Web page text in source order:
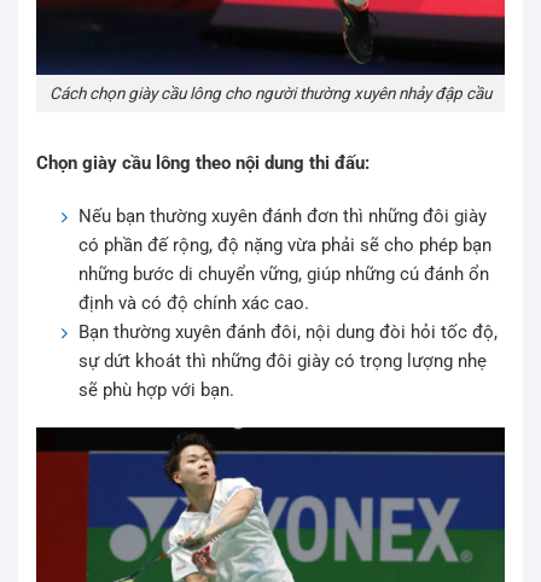
Cách chọn giày cầu lông cho người thường xuyên nhảy đập cầu
Chọn giày cầu lông theo nội dung thi đấu:
Nếu bạn thường xuyên đánh đơn thì những đôi giày
có phần đế rộng, độ nặng vừa phải sẽ cho phép bạn
những bước di chuyển vững, giúp những cú đánh ổn
định và có độ chính xác cao.
Bạn thường xuyên đánh đôi, nội dung đòi hỏi tốc độ,
sự dứt khoát thì những đôi giày có trọng lượng nhẹ
sẽ phù hợp với bạn.